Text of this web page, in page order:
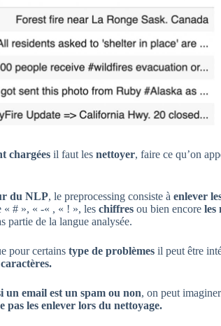
chargées il faut les nettoyer, faire ce qu’on
du NLP, le preprocessing consiste à enlever
« # », « -« , « ! », les chiffres ou bien encore les
partie de la langue analysée.
pour certains type de problèmes il peut être
un email est un spam ou non, on peut
pas les enlever lors du nettoyage.